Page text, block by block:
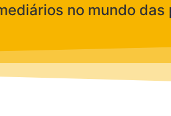
no mundo das